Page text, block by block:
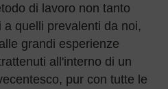
di lavoro non tanto
quelli prevalenti da noi,
grandi esperienze
all'interno di un
pur con tutte le